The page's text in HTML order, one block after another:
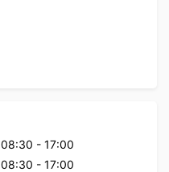
08:30 - 17:00
08:30 - 17:00